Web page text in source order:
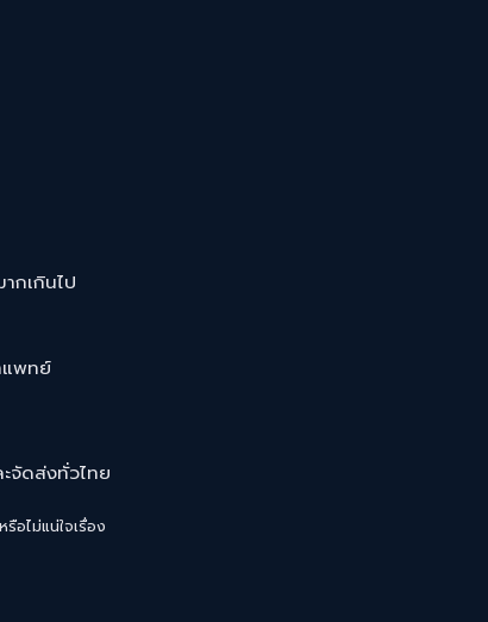
กเกินไป
แพทย์
จัดส่งทั่วไทย
อไม่แน่ใจเรื่อง